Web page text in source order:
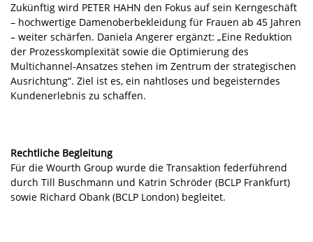
Zukünftig wird PETER HAHN den Fokus auf sein Kerngeschäft
– hochwertige Damenoberbekleidung für Frauen ab 45 Jahren
– weiter schärfen. Daniela Angerer ergänzt: „Eine Reduktion
der Prozesskomplexität sowie die Optimierung des
Multichannel-Ansatzes stehen im Zentrum der strategischen
Ausrichtung“. Ziel ist es, ein nahtloses und begeisterndes
Kundenerlebnis zu schaffen.
Rechtliche Begleitung
Für die Wourth Group wurde die Transaktion federführend
durch Till Buschmann und Katrin Schröder (BCLP Frankfurt)
sowie Richard Obank (BCLP London) begleitet.